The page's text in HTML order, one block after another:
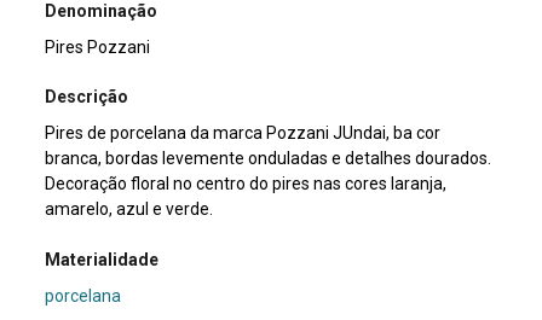
Denominação
Pires Pozzani
Descrição
Pires de porcelana da marca Pozzani JUndai, ba cor
branca, bordas levemente onduladas e detalhes dourados.
Decoração floral no centro do pires nas cores laranja,
amarelo, azul e verde.
Materialidade
porcelana